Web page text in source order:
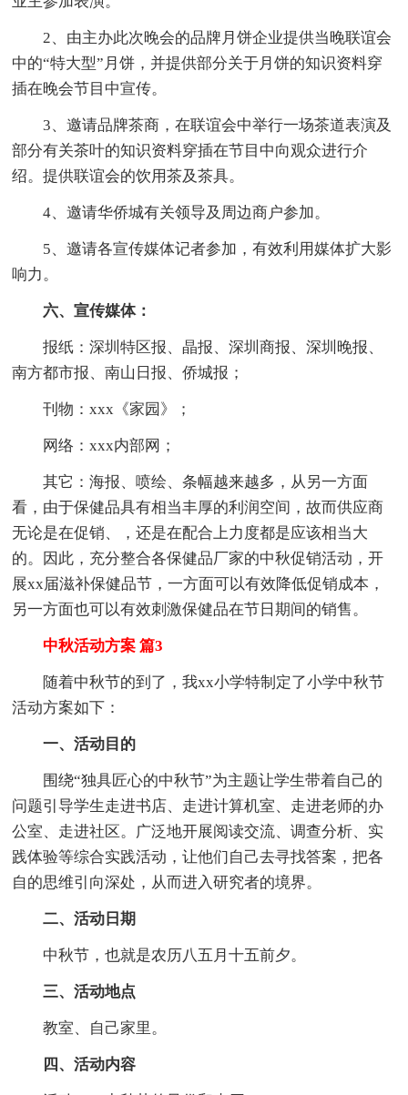
2、由主办此次晚会的品牌月饼企业提供当晚联谊会
中的“特大型”月饼，并提供部分关于月饼的知识资料穿
插在晚会节目中宣传。
3、邀请品牌茶商，在联谊会中举行一场茶道表演及
部分有关茶叶的知识资料穿插在节目中向观众进行介
绍。提供联谊会的饮用茶及茶具。
4、邀请华侨城有关领导及周边商户参加。
5、邀请各宣传媒体记者参加，有效利用媒体扩大影
响力。
六、宣传媒体：
报纸：深圳特区报、晶报、深圳商报、深圳晚报、
南方都市报、南山日报、侨城报；
刊物：xxx《家园》；
网络：xxx内部网；
其它：海报、喷绘、条幅越来越多，从另一方面
看，由于保健品具有相当丰厚的利润空间，故而供应商
无论是在促销、，还是在配合上力度都是应该相当大
的。因此，充分整合各保健品厂家的中秋促销活动，开
展xx届滋补保健品节，一方面可以有效降低促销成本，
另一方面也可以有效刺激保健品在节日期间的销售。
中秋活动方案 篇3
随着中秋节的到了，我xx小学特制定了小学中秋节
活动方案如下：
一、活动目的
围绕“独具匠心的中秋节”为主题让学生带着自己的
问题引导学生走进书店、走进计算机室、走进老师的办
公室、走进社区。广泛地开展阅读交流、调查分析、实
践体验等综合实践活动，让他们自己去寻找答案，把各
自的思维引向深处，从而进入研究者的境界。
二、活动日期
中秋节，也就是农历八五月十五前夕。
三、活动地点
教室、自己家里。
四、活动内容